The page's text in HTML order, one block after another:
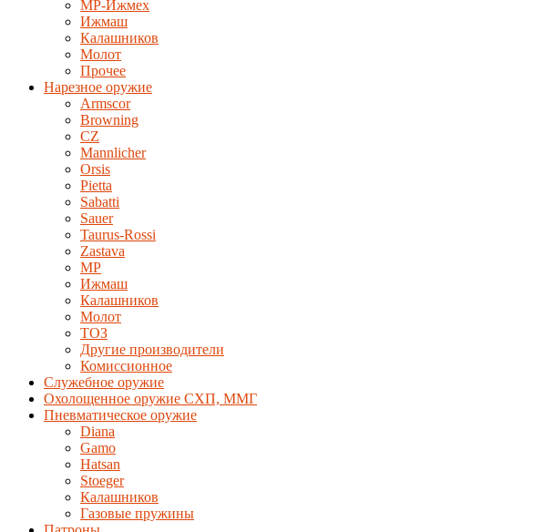
MP-Ижмех
Ижмаш
Калашников
Молот
Прочее
Нарезное оружие
Armscor
Browning
CZ
Mannlicher
Orsis
Pietta
Sabatti
Sauer
Taurus-Rossi
Zastava
MP
Ижмаш
Калашников
Молот
ТОЗ
Другие производители
Комиссионное
Служебное оружие
Охолощенное оружие СХП, ММГ
Пневматическое оружие
Diana
Gamo
Hatsan
Stoeger
Калашников
Газовые пружины